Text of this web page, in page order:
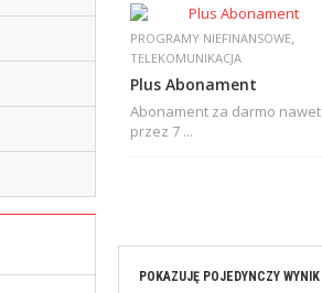
PROGRAMY NIEFINANSOWE,
TELEKOMUNIKACJA
Plus Abonament
Abonament za darmo nawet
przez 7 ...
POKAZUJĘ POJEDYNCZY WYNIK